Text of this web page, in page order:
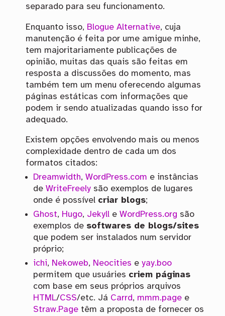
separado para seu funcionamento.
Enquanto isso, Blogue Alternative, cuja
manutenção é feita por ume amigue minhe,
tem majoritariamente publicações de
opinião, muitas das quais são feitas em
resposta a discussões do momento, mas
também tem um menu oferecendo algumas
páginas estáticas com informações que
podem ir sendo atualizadas quando isso for
adequado.
Existem opções envolvendo mais ou menos
complexidade dentro de cada um dos
formatos citados:
Dreamwidth, WordPress.com e instâncias
de WriteFreelysão exemplos de lugares
onde é possível criar blogs;
Ghost, Hugo, Jekylle WordPress.org são
exemplos de softwares de blogs/sites
que podem ser instalados num servidor
próprio;
ichi, Nekoweb, Neocities e yay.boo
permitem que usuáries criem páginas
com base em seus próprios arquivos
HTML/CSS/etc. Já Carrd, mmm.pagee
Straw.Pagetêm a proposta de fornecer os